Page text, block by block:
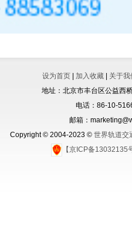
设为首页 加入收藏
关于我
地址：北京市丰台区公益西
电话：86-10-
邮箱：
Copyright © 2004-2023 © 世界轨道交
【京ICP备13032135